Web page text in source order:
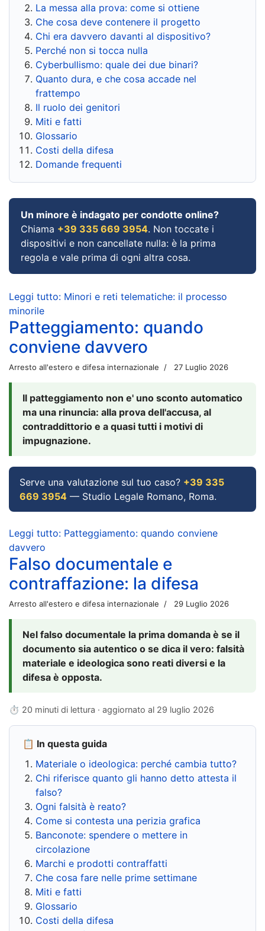
La messa alla prova: come si ottiene
Che cosa deve contenere il progetto
Chi era davvero davanti al dispositivo?
Perché non si tocca nulla
Cyberbullismo: quale dei due binari?
Quanto dura, e che cosa accade nel
frattempo
Il ruolo dei genitori
Miti e fatti
Glossario
Costi della difesa
Domande frequenti
Un minore è indagato per condotte online?
Chiama +39 335 669 3954. Non toccate i
dispositivi e non cancellate nulla: è la prima
regola e vale prima di ogni altra cosa.
Leggi tutto: Minori e reti telematiche: il processo
minorile
Patteggiamento: quando
conviene davvero
Arresto all'estero e difesa internazionale 27 Luglio 2026
Il patteggiamento non e' uno sconto automatico
ma una rinuncia: alla prova dell'accusa, al
contraddittorio e a quasi tutti i motivi di
impugnazione.
Serve una valutazione sul tuo caso? +39 335
669 3954 — Studio Legale Romano, Roma.
Leggi tutto: Patteggiamento: quando conviene
davvero
Falso documentale e
contraffazione: la difesa
Arresto all'estero e difesa internazionale 29 Luglio 2026
Nel falso documentale la prima domanda è se il
documento sia autentico o se dica il vero: falsità
materiale e ideologica sono reati diversi e la
difesa è opposta.
⏱ 20 minuti di lettura · aggiornato al 29 luglio 2026
📋 In questa guida
Materiale o ideologica: perché cambia tutto?
Chi riferisce quanto gli hanno detto attesta il
falso?
Ogni falsità è reato?
Come si contesta una perizia grafica
Banconote: spendere o mettere in
circolazione
Marchi e prodotti contraffatti
Che cosa fare nelle prime settimane
Miti e fatti
Glossario
Costi della difesa